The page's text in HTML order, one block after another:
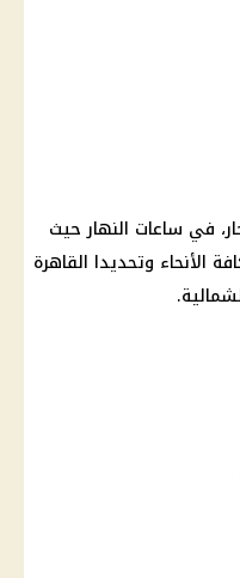
في ساعات النهار حيث
وتحديدا القاهرة